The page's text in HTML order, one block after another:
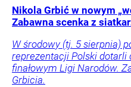
Nikola Grbić w nowym
Zabawna scenka z
W środowy (tj. 5 sierpnia)
reprezentacji Polski dotarli
finałowym Ligi Narodów.
Grbicia.